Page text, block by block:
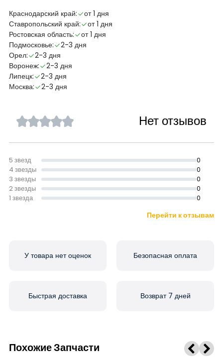
Краснодарский край:
от 1 дня
Ставропольский край:
от 1 дня
Ростовская область:
от 1 дня
Подмосковье:
2-3 дня
Орел:
2-3 дня
Воронеж:
2-3 дня
Липецк:
2-3 дня
Москва:
2-3 дня
Нет отзывов
5 звезд 0
4 звезды 0
3 звезды 0
2 звезды 0
1 звезда 0
Перейти к отзывам
У товара нет оценок Безопасная оплата
Быстрая доставка Возврат 7 дней
Похожие Запчасти